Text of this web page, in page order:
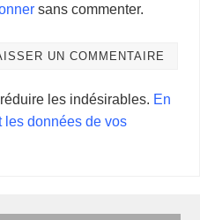
sans commenter.
les indésirables. En
les données de vos